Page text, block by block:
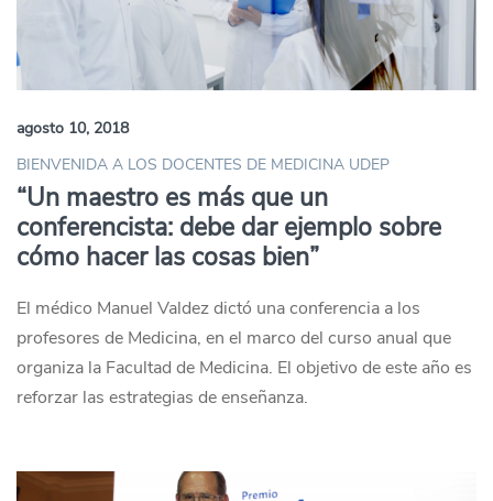
agosto 10, 2018
BIENVENIDA A LOS DOCENTES DE MEDICINA UDEP
“Un maestro es más que un
conferencista: debe dar ejemplo sobre
cómo hacer las cosas bien”
El médico Manuel Valdez dictó una conferencia a los
profesores de Medicina, en el marco del curso anual que
organiza la Facultad de Medicina. El objetivo de este año es
reforzar las estrategias de enseñanza.